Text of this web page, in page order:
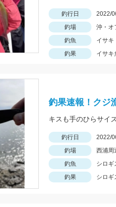
釣行日 2022/
釣場
沖・オ
釣魚
イサキ
釣果
イサキ
釣果速報！クジ
キスも手のひらサイ
釣行日 2022/
釣場
西浦周
釣魚
シロギ
釣果
シロギ